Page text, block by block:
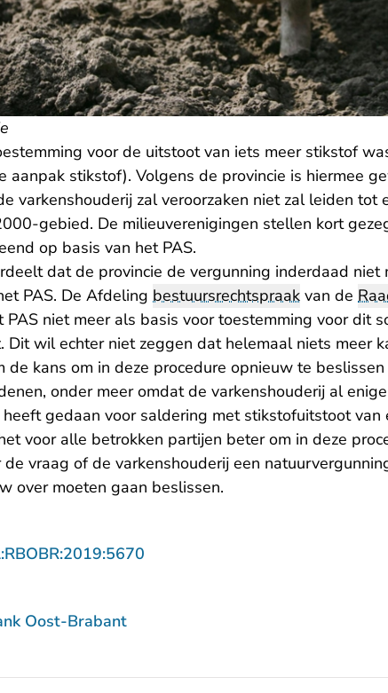
voor de uitstoot van iets meer stikstof
aanpak stikstof). Volgens de provincie is hiermee
varkenshouderij zal veroorzaken niet zal leiden tot
gebied. De milieuverenigingen stellen kort
op basis van het PAS.
dat de provincie de vergunning inderdaad niet
PAS. De Afdeling bestuursrechtspraak van de
PAS niet meer als basis voor toestemming voor dit
Dit wil echter niet zeggen dat helemaal niets meer
de kans om in deze procedure opnieuw te
onder meer omdat de varkenshouderij al
heeft gedaan voor saldering met stikstofuitstoot van
voor alle betrokken partijen beter om in deze
vraag of de varkenshouderij een
over moeten gaan beslissen.
Oost-Brabant